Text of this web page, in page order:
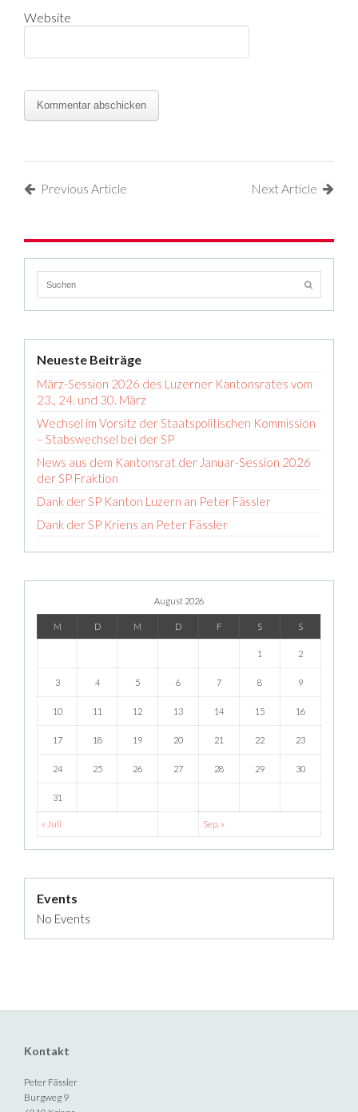
Website
Previous Article Next Article
Neueste Beiträge
März-Session 2026 des Luzerner Kantonsrates vom
23., 24. und 30. März
Wechsel im Vorsitz der Staatspolitischen Kommission
– Stabswechsel bei der SP
News aus dem Kantonsrat der Januar-Session 2026
der SP Fraktion
Dank der SP Kanton Luzern an Peter Fässler
Dank der SP Kriens an Peter Fässler
August 2026
M D M D F S S
1 2
3 4 5 6 7 8 9
10 11 12 13 14 15 16
17 18 19 20 21 22 23
24 25 26 27 28 29 30
31
« Juli Sep. »
Events
No Events
Kontakt
Peter Fässler
Burgweg 9